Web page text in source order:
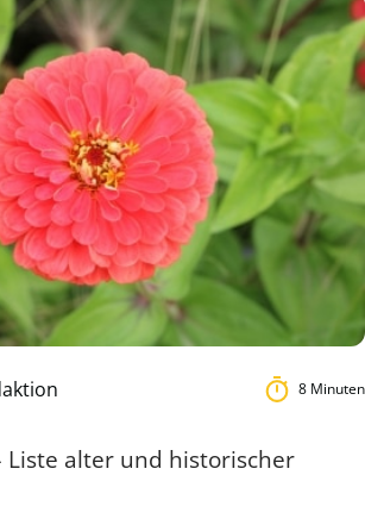
8 Minuten
Liste alter und historischer